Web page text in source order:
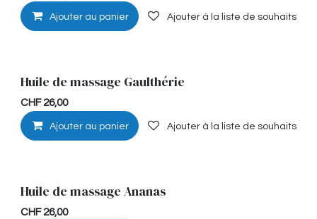
Ajouter au panier Ajouter à la liste de souhaits
Musculaire
Huile de massage Gaulthérie
CHF 26,00
Ajouter au panier Ajouter à la liste de souhaits
Huile de massage Ananas
CHF 26,00